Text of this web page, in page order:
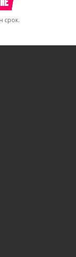
срок.